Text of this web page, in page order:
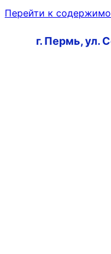
Перейти к
г. Пермь, ул.